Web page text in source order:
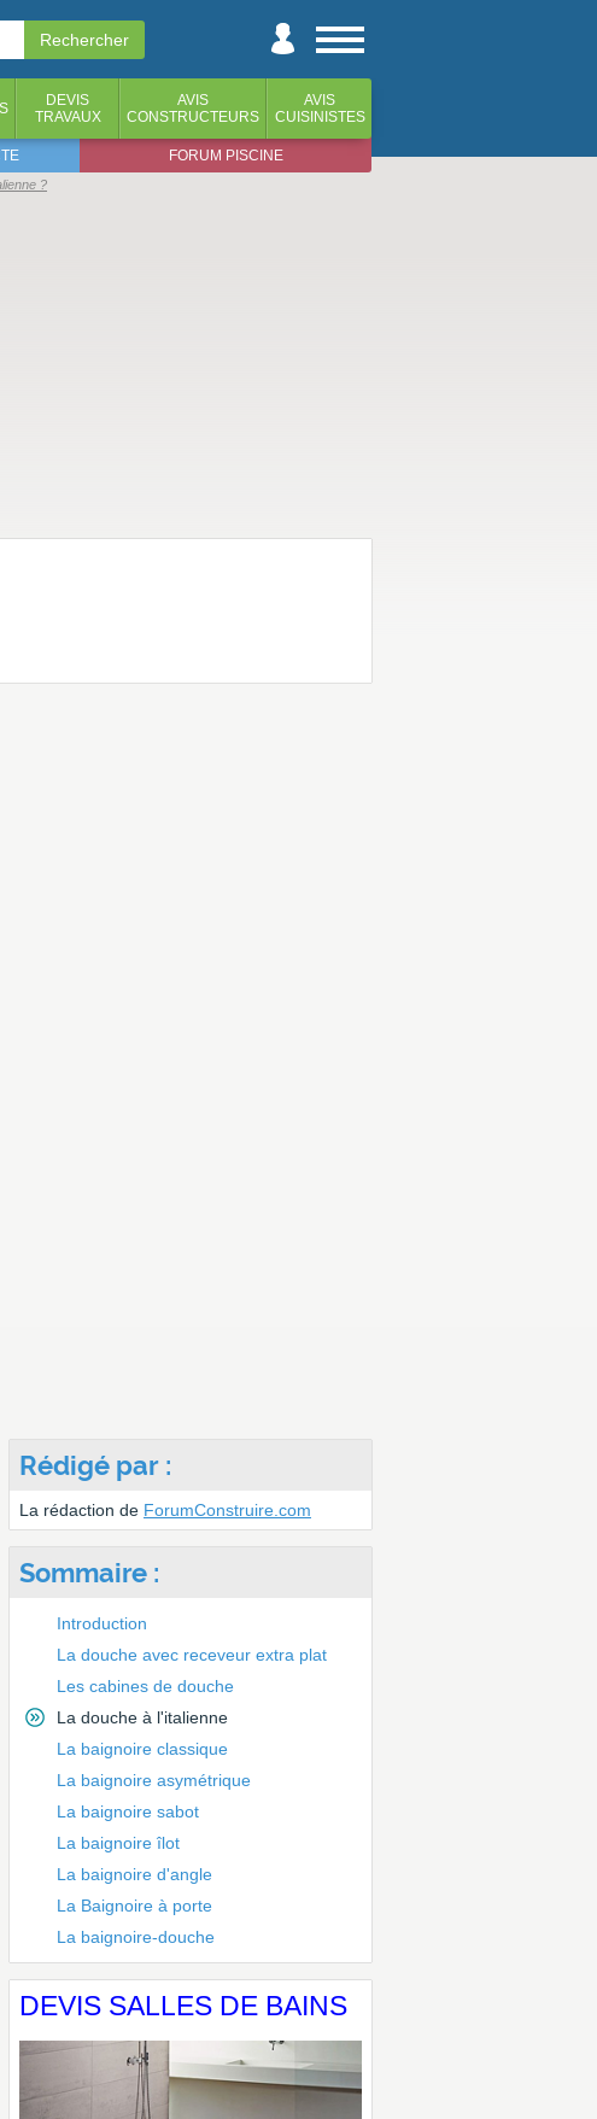
DEVIS
TRAVAUX
AVIS
CONSTRUCTEURS
AVIS
CUISINISTES
FORUM PISCINE
?
Rédigé par :
La rédaction de ForumConstruire.com
Sommaire :
Introduction
La douche avec receveur extra plat
Les cabines de douche
La douche à l'italienne
La baignoire classique
La baignoire asymétrique
La baignoire sabot
La baignoire îlot
La baignoire d'angle
La Baignoire à porte
La baignoire-douche
DEVIS SALLES DE BAINS